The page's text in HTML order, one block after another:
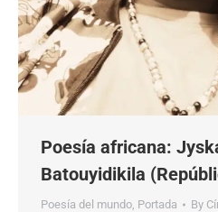
Poesía africana:
Batouyidikila
Poesía del mundo, Portada By